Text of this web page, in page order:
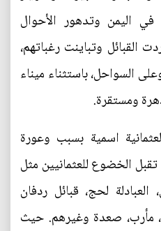
في اليمن وتدهور الأحوال
القبائل وتباينت رغباتهم،
السواحل، باستثناء ميناء
ومستقرة.
اسمية بسبب وعورة
الخضوع للعثمانيين مثل
لحج، قبائل ردفان
مأرب، صعدة وغيرهم. حيث